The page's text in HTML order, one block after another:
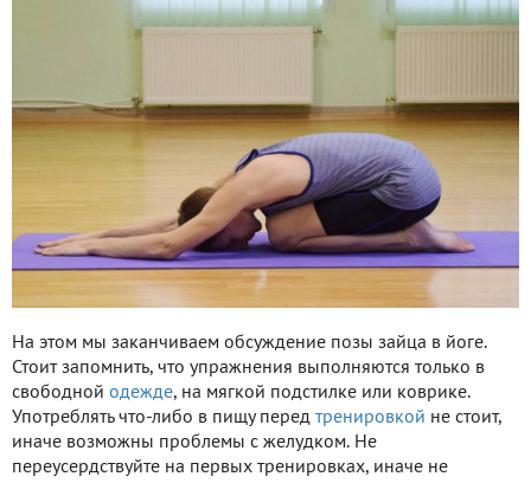
На этом мы заканчиваем обсуждение позы зайца в йоге.
Стоит запомнить, что упражнения выполняются только в
свободной одежде, на мягкой подстилке или коврике.
Употреблять что-либо в пищу перед тренировкой не стоит,
иначе возможны проблемы с желудком. Не
переусердствуйте на первых тренировках, иначе не